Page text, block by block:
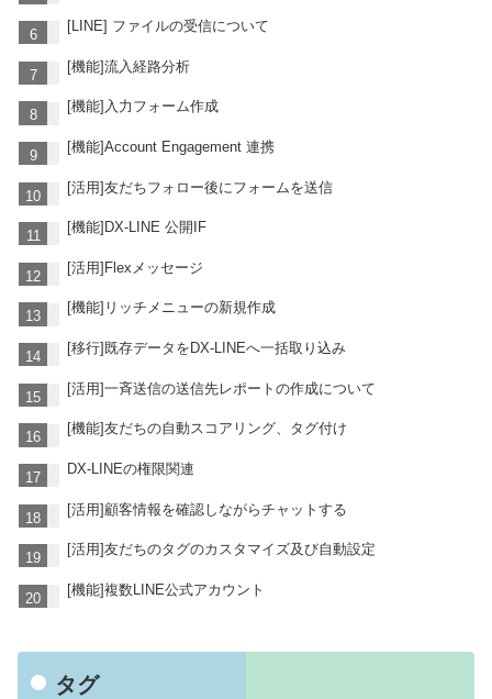
[LINE] ファイルの受信について
[機能]流入経路分析
[機能]入力フォーム作成
[機能]Account Engagement 連携
[活用]友だちフォロー後にフォームを送信
[機能]DX-LINE 公開IF
[活用]Flexメッセージ
[機能]リッチメニューの新規作成
[移行]既存データをDX-LINEへ一括取り込み
[活用]一斉送信の送信先レポートの作成について
[機能]友だちの自動スコアリング、タグ付け
DX-LINEの権限関連
[活用]顧客情報を確認しながらチャットする
[活用]友だちのタグのカスタマイズ及び自動設定
[機能]複数LINE公式アカウント
タグ